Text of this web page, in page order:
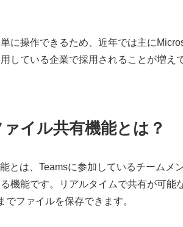
に操作できるため、近年では主に
している企業で採用されることが増え
イル共有機能とは？
とは、Teamsに参加しているチームメ
機能です。リアルタイムで共有が可能
ファイルを保存できます。